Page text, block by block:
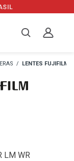
ESPECIAL
LENTES FUJIFILM
LM WR